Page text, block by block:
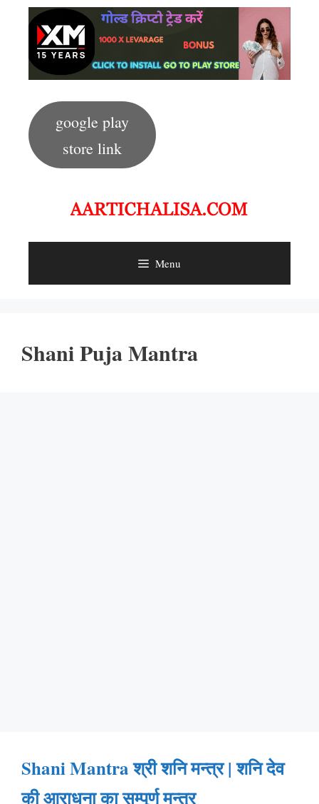
content
google play
store link
Menu
Shani Puja Mantra
Shani Mantra श्री शनि मन्त्र | शनि देव
की आराधना का सम्पूर्ण मन्त्र